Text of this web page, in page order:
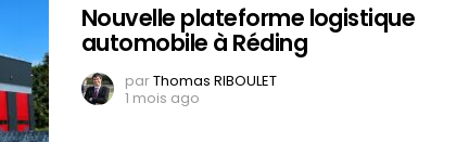
Nouvelle plateforme logistique
automobile à Réding
parThomas RIBOULET
1 mois ago